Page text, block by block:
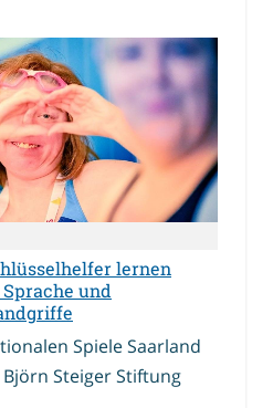
lernen
und
Spiele Saarland
Steiger Stiftung